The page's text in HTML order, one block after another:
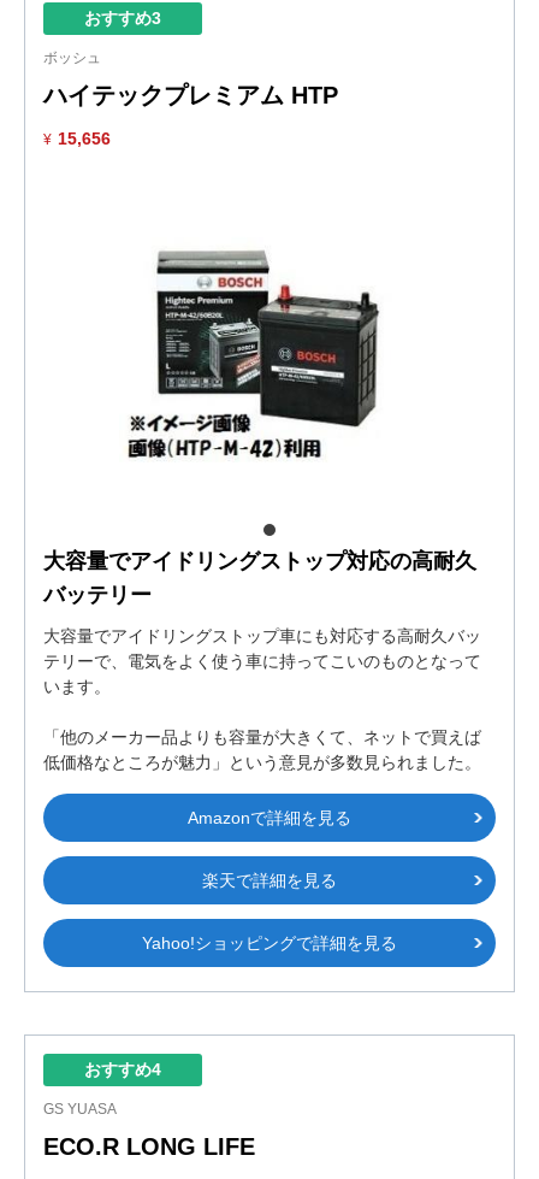
おすすめ3
ボッシュ
ハイテックプレミアム HTP
¥ 15,656
大容量でアイドリングストップ対応の高耐久
バッテリー
大容量でアイドリングストップ車にも対応する高耐久バッ
テリーで、電気をよく使う車に持ってこいのものとなって
います。
「他のメーカー品よりも容量が大きくて、ネットで買えば
低価格なところが魅力」という意見が多数見られました。
Amazonで詳細を見る
楽天で詳細を見る
Yahoo!ショッピングで詳細を見る
おすすめ4
GS YUASA
ECO.R LONG LIFE